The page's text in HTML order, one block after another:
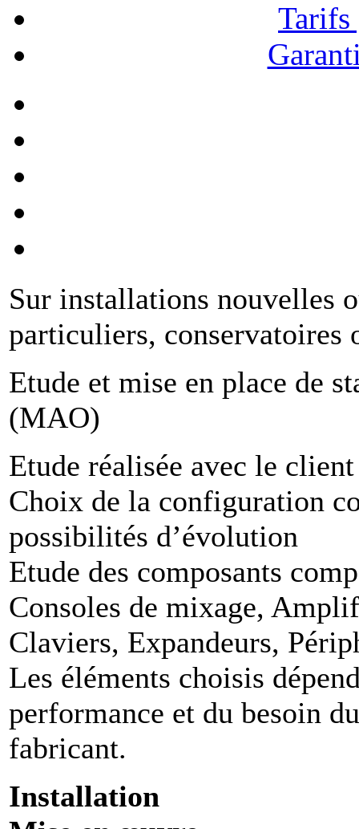
Sur installations nouvelles
particuliers, conservatoires
Etude et mise en place de
(MAO)
Etude réalisée avec le
Choix de la configuration
possibilités d’évolution
Etude des composants
Consoles de mixage,
Claviers, Expandeurs,
Les éléments choisis
performance et du besoin
fabricant.
Installation